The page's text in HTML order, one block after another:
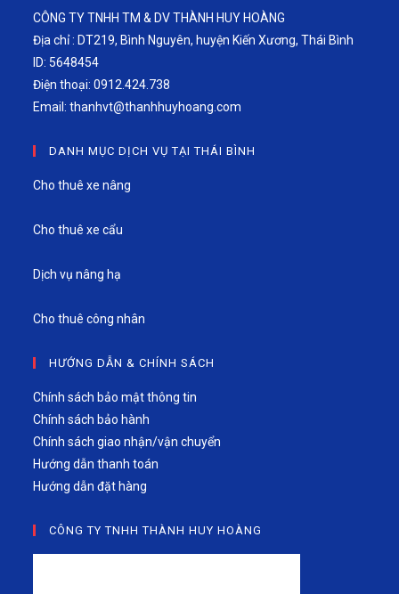
CÔNG TY TNHH TM & DV THÀNH HUY HOÀNG
Địa chỉ : DT219, Bình Nguyên, huyện Kiến Xương, Thái Bình
ID: 5648454
Điện thoại: 0912.424.738
Email:thanhvt@thanhhuyhoang.com
DANH MỤC DỊCH VỤ TẠI THÁI BÌNH
Cho thuê xe nâng
Cho thuê xe cẩu
Dịch vụ nâng hạ
Cho thuê công nhân
HƯỚNG DẪN & CHÍNH SÁCH
Chính sách bảo mật thông tin
Chính sách bảo hành
Chính sách giao nhận/vận chuyển
Hướng dẫn thanh toán
Hướng dẫn đặt hàng
CÔNG TY TNHH THÀNH HUY HOÀNG